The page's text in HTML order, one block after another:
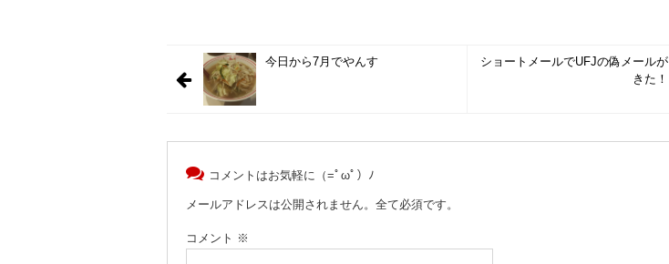
今日から7月でやんす
ショートメールでUFJの偽メールが
きた！
コメントはお気軽に（=ﾟωﾟ）ﾉ
メールアドレスは公開されません。全て必須です。
コメント ※